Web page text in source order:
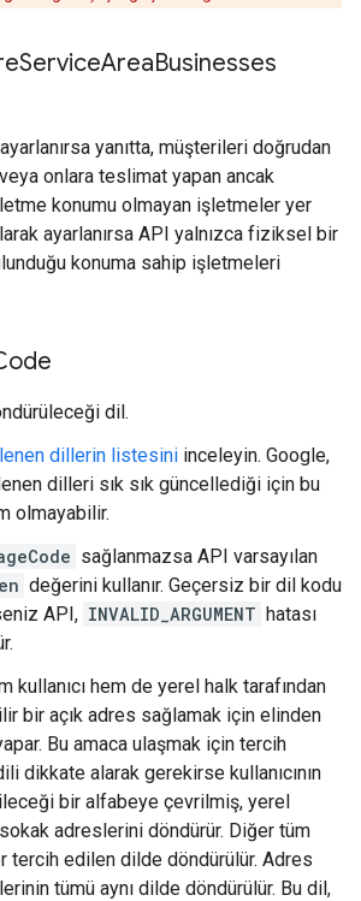
ServiceAreaBusinesses
yanıtta, müşterileri doğrudan
onlara teslimat yapan ancak
konumu olmayan işletmeler yer
ayarlanırsa API yalnızca fiziksel bir
konuma sahip işletmeleri
dil.
dillerin listesini inceleyin. Google,
dilleri sık sık güncellediği için bu
olmayabilir.
sağlanmazsa API varsayılan
en değerini kullanır. Geçersiz bir dil kodu
API, INVALID_ARGUMENT hatası
kullanıcı hem de yerel halk tarafından
bir açık adres sağlamak için elinden
Bu amaca ulaşmak için tercih
dikkate alarak gerekirse kullanıcının
bir alfabeye çevrilmiş, yerel
adreslerini döndürür. Diğer tüm
tercih edilen dilde döndürülür. Adres
tümü aynı dilde döndürülür. Bu dil,